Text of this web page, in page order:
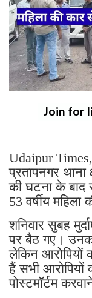
Join for
Udaipur
प्रतापनगर थाना
की घटना के बाद
53 वर्षीय
शनिवार सुबह
पर बैठ गए।
लेकिन आरोपियों
हैं सभी आरोपियों
पोस्टमॉर्टम